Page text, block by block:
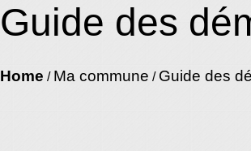
Guide des
Home / Ma commune / Guide des